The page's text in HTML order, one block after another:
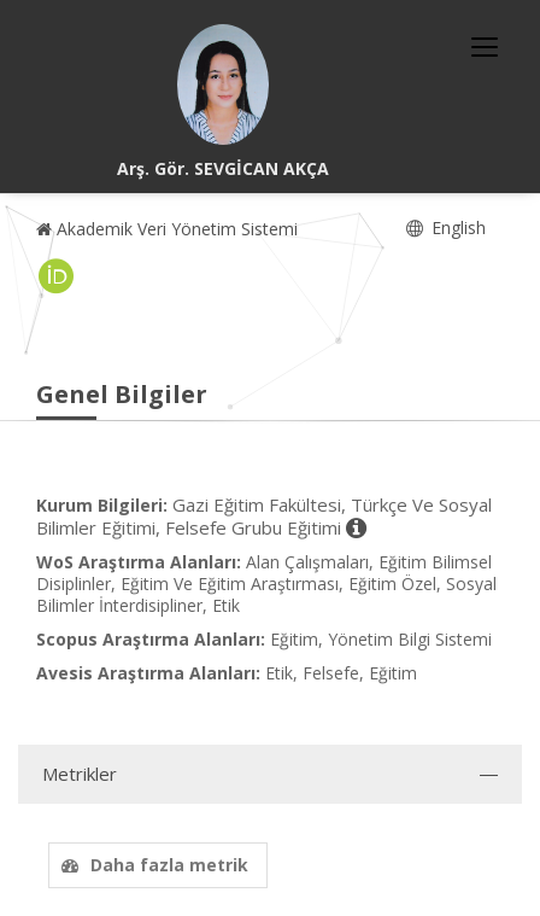
Arş. Gör. SEVGİCAN AKÇA
Akademik Veri Yönetim Sistemi English
Genel Bilgiler
Kurum Bilgileri: Gazi Eğitim Fakültesi, Türkçe Ve Sosyal
Bilimler Eğitimi, Felsefe Grubu Eğitimi
WoS Araştırma Alanları: Alan Çalışmaları, Eğitim Bilimsel
Disiplinler, Eğitim Ve Eğitim Araştırması, Eğitim Özel, Sosyal
Bilimler İnterdisipliner, Etik
Scopus Araştırma Alanları: Eğitim, Yönetim Bilgi Sistemi
Avesis Araştırma Alanları: Etik, Felsefe, Eğitim
Metrikler
Daha fazla metrik